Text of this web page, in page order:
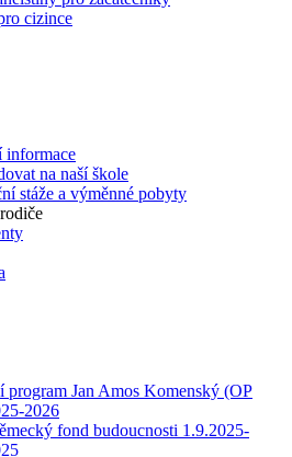
cizince
informace
na naší škole
stáže a výměnné pobyty
program Jan Amos Komenský (OP
2026
fond budoucnosti 1.9.2025-